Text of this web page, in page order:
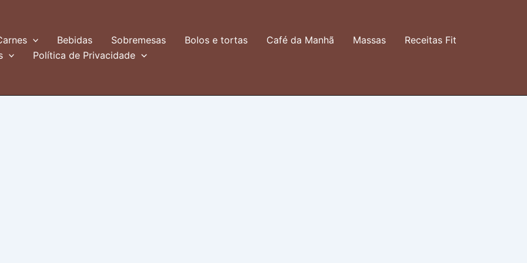
Bebidas Sobremesas Bolos e tortas Café da Manhã Massas
Receitas Fit
Política de Privacidade